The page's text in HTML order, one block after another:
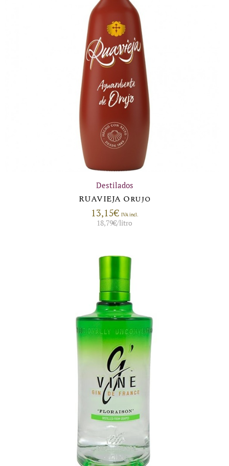
Destilados
RUAVIEJA Orujo
13,15€ IVA incl.
18,79€/litro